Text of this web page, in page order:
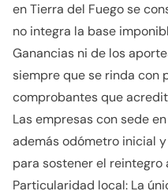
en Tierra del Fuego se
no integra la base
Ganancias ni de los
siempre que se rinda con
comprobantes que
Las empresas con sede
además odómetro inicial
para sostener el reintegro
Particularidad local: La